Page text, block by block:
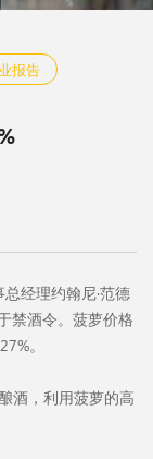
报告
经理约翰尼·范德
禁酒令。菠萝价格
。
酒，利用菠萝的高